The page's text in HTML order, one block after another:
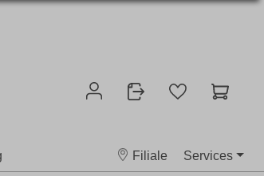
Filiale Services